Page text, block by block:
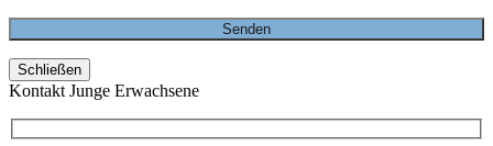
Schließen
Kontakt Junge Erwachsene